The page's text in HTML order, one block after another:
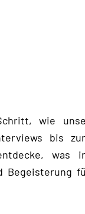
wie
bis
was
Begeisterung